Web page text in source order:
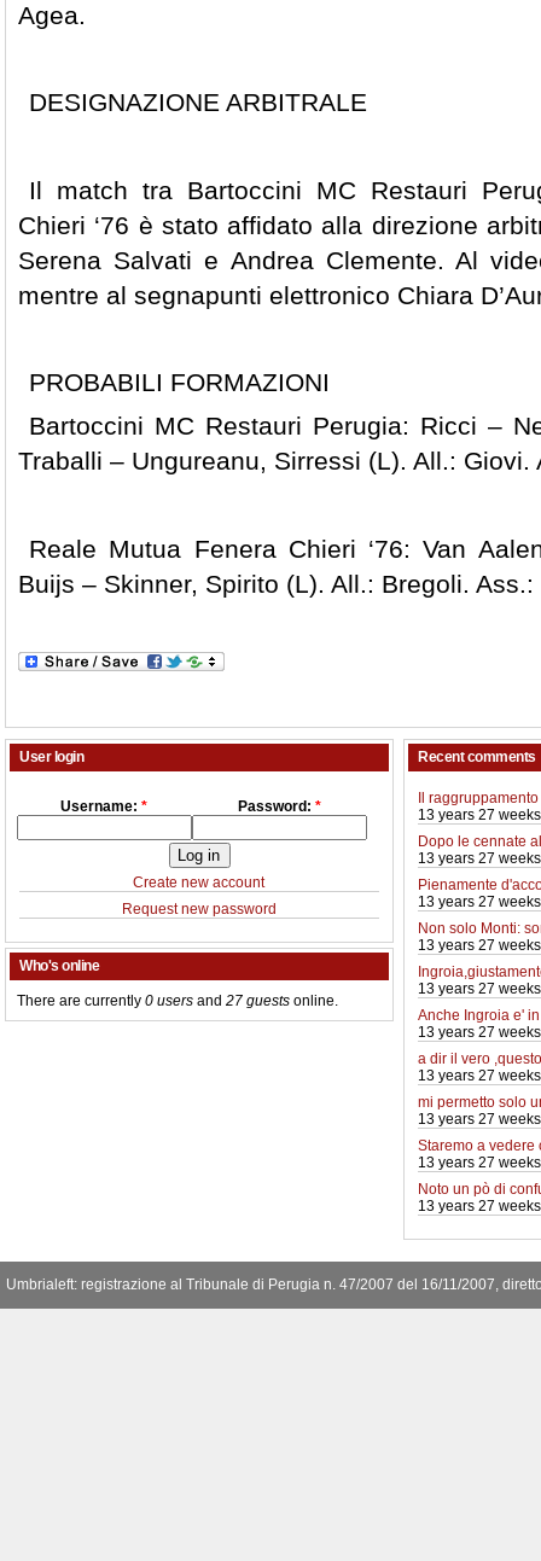
Agea.
DESIGNAZIONE ARBITRALE
Il match tra Bartoccini MC Restauri
Chieri ‘76 è stato affidato alla direzione
Serena Salvati e Andrea Clemente. Al
mentre al segnapunti elettronico Chiara
PROBABILI FORMAZIONI
Bartoccini MC Restauri Perugia: Ricci –
Traballi – Ungureanu, Sirressi (L). All.: Giovi.
Reale Mutua Fenera Chieri ‘76: Van
Buijs – Skinner, Spirito (L). All.: Bregoli.
User login
Username:* Password: *
Create new account
Request new password
Who's online
There are currently 0 users and 27 guests online.
Recent comments
Il
13 years 27
Dopo le cennate
13 years 27
Pienamente
13 years 27
Non solo Monti:
13 years 27
13 years 27
Anche Ingroia e'
13 years 27
a dir il vero ,questo
13 years 27
mi permetto solo
13 years 27
Staremo a vedere
13 years 27
Noto un pò di
13 years 27
Umbrialeft: registrazione al Tribunale di Perugia n. 47/2007 del 16/11/2007,